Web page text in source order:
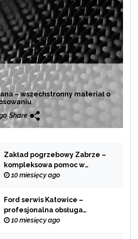
– wszechstronny materiał o
Share
Zakład pogrzebowy Zabrze –
kompleksowa pomoc w
trudnych chwilach
10 miesięcy ago
Ford serwis Katowice –
profesjonalna obsługa
Twojego samochodu
10 miesięcy ago